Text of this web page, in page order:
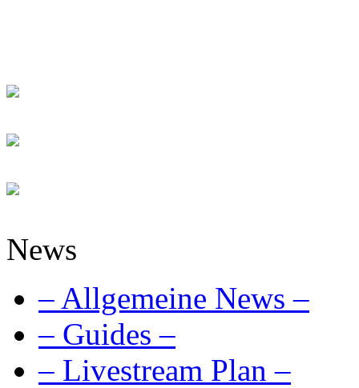
News
– Allgemeine News –
– Guides –
– Livestream Plan –